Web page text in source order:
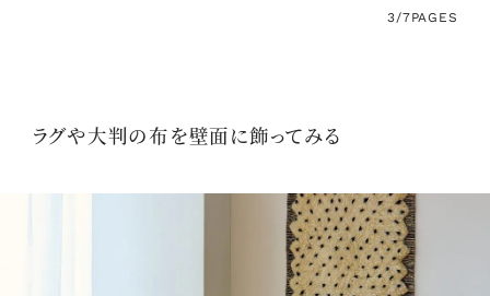
3/7PAGES
ラグや大判の布を壁面に飾ってみる